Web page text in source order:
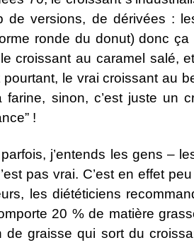
de versions, de dérivées :
ronde du donut) donc ça
croissant au caramel salé,
pourtant, le vrai croissant au
farine, sinon, c’est juste un
!
j’entends les gens –
pas vrai. C’est en effet
les diététiciens
20 % de matière
de graisse qui sort du